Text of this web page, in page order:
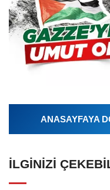
ANASAYFAYA
İLGINIZI